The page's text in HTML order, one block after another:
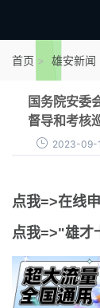
首页 雄安新闻
国务院安委
督导和考核
2023-09-
点我=>在线
点我=>"雄才